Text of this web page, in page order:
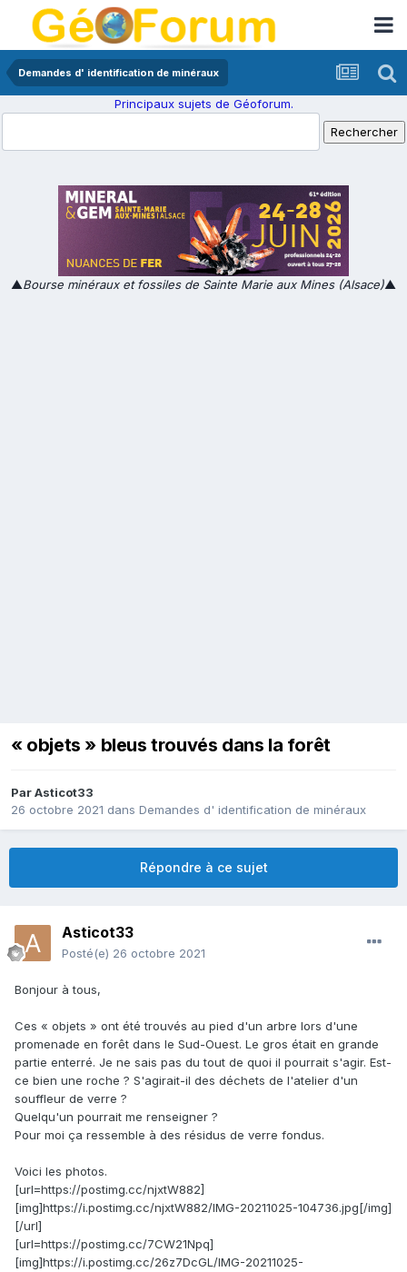
Demandes d' identification de minéraux
Principaux sujets de Géoforum.
▲Bourse minéraux et fossiles de Sainte Marie aux Mines (Alsace)▲
« objets » bleus trouvés dans la forêt
ParAsticot33
26 octobre 2021 dans Demandes d' identification de minéraux
Répondre à ce sujet
Asticot33
Posté(e) 26 octobre 2021
Bonjour à tous,
Ces « objets » ont été trouvés au pied d'un arbre lors d'une
promenade en forêt dans le Sud-Ouest. Le gros était en grande
partie enterré. Je ne sais pas du tout de quoi il pourrait s'agir. Est-
ce bien une roche ? S'agirait-il des déchets de l'atelier d'un
souffleur de verre ?
Quelqu'un pourrait me renseigner ?
Pour moi ça ressemble à des résidus de verre fondus.
Voici les photos.
[url=https://postimg.cc/njxtW882]
[img]https://i.postimg.cc/njxtW882/IMG-20211025-104736.jpg[/img]
[/url]
[url=https://postimg.cc/7CW21Npq]
[img]https://i.postimg.cc/26z7DcGL/IMG-20211025-